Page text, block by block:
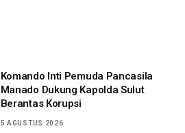
Komando Inti Pemuda Pancasila
Manado Dukung Kapolda Sulut
Berantas Korupsi
5 AGUSTUS 2026